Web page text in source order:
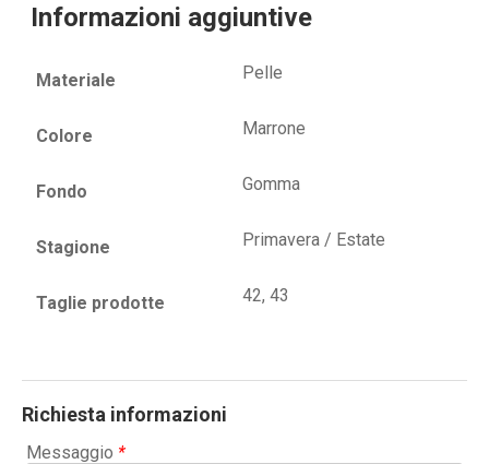
Informazioni aggiuntive
Materiale Pelle
Colore Marrone
Fondo Gomma
Stagione Primavera / Estate
Taglie prodotte 42, 43
Richiesta informazioni
Messaggio *